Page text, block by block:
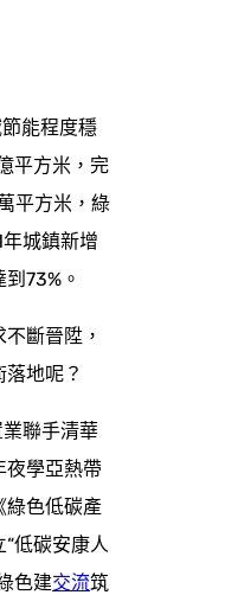
能程度穩
平方米，完
平方米，綠
城鎮新增
73%。
斷晉陞，
地呢？
聯手清華
夜學亞熱帶
綠色低碳產
低碳安康人
色建交流筑